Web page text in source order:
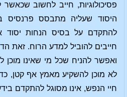
פסיכולוגיות, חייב לחשוב
היסוד שעליה מתבסס פרנסיס
להתקדם על בסיס הנחות יסוד
חייבים להוביל למדע הרוח. זאת
ואפשר להניח שכל מי שאינו מוכן
לא מוכן להשקיע מאמץ אף קטן,
חיי הנפש, אינו מסוגל להתקדם